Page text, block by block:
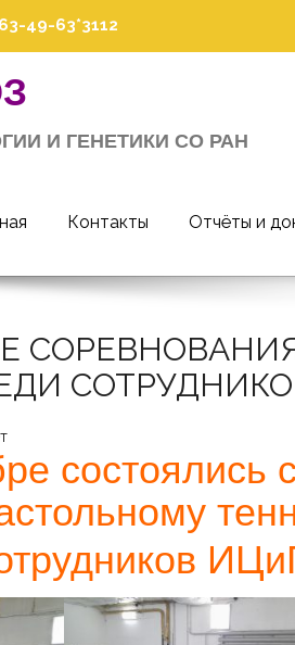
49-63*3112
И ГЕНЕТИКИ СО РАН
Контакты Отчёты и
состоялись